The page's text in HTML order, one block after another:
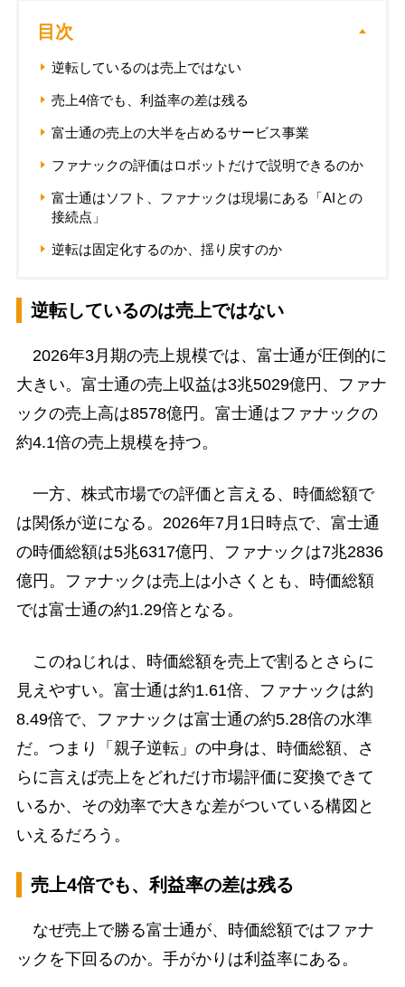
目次
逆転しているのは売上ではない
売上4倍でも、利益率の差は残る
富士通の売上の大半を占めるサービス事業
ファナックの評価はロボットだけで説明できるのか
富士通はソフト、ファナックは現場にある「AIとの
接続点」
逆転は固定化するのか、揺り戻すのか
逆転しているのは売上ではない
2026年3月期の売上規模では、富士通が圧倒的に
大きい。富士通の売上収益は3兆5029億円、ファナ
ックの売上高は8578億円。富士通はファナックの
約4.1倍の売上規模を持つ。
一方、株式市場での評価と言える、時価総額で
は関係が逆になる。2026年7月1日時点で、富士通
の時価総額は5兆6317億円、ファナックは7兆2836
億円。ファナックは売上は小さくとも、時価総額
では富士通の約1.29倍となる。
このねじれは、時価総額を売上で割るとさらに
見えやすい。富士通は約1.61倍、ファナックは約
8.49倍で、ファナックは富士通の約5.28倍の水準
だ。つまり「親子逆転」の中身は、時価総額、さ
らに言えば売上をどれだけ市場評価に変換できて
いるか、その効率で大きな差がついている構図と
いえるだろう。
売上4倍でも、利益率の差は残る
なぜ売上で勝る富士通が、時価総額ではファナ
ックを下回るのか。手がかりは利益率にある。